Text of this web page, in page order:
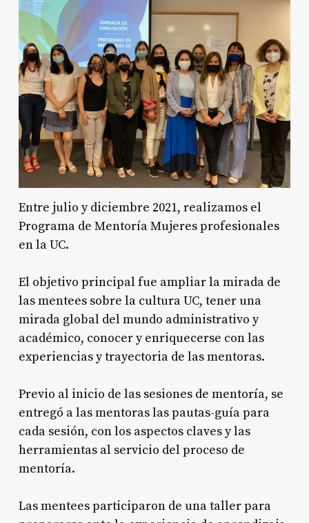
Entre julio y diciembre 2021, realizamos el
Programa de Mentoría Mujeres profesionales
en la UC.
El objetivo principal fue ampliar la mirada de
las mentees sobre la cultura UC, tener una
mirada global del mundo administrativo y
académico, conocer y enriquecerse con las
experiencias y trayectoria de las mentoras.
Previo al inicio de las sesiones de mentoría, se
entregó a las mentoras las pautas-guía para
cada sesión, con los aspectos claves y las
herramientas al servicio del proceso de
mentoría.
Las mentees participaron de una taller para